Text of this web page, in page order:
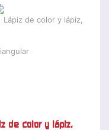
de color y lápiz,